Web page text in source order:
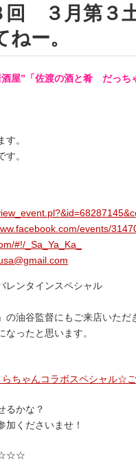
回 ３月第３
ー。
屋”「佐渡の酒と肴 だっち
。
。
events/
#!/_Sa_Ya_Ka_
レンタインスペシャル
油谷監督にもご来店いただ
ったと思います。
ちゃんコラボスペシャル☆ご
るかな？
加くださいませ！